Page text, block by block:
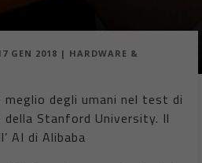
GEN 2018 | HARDWARE &
meglio degli umani nel test di
Stanford University. Il
AI di Alibaba